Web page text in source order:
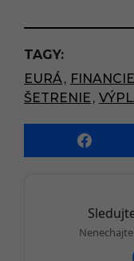
t
P
a
g
i
n
a
TAGY:
EURÁ, FINANCIE
ŠETRENIE ,